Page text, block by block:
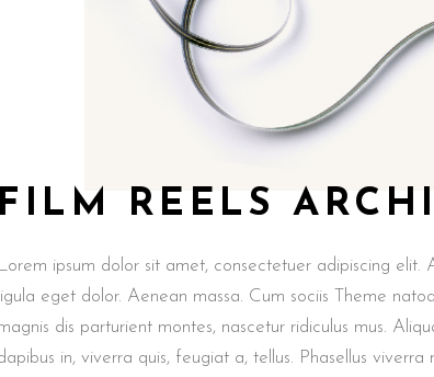
REELS
ipsum dolor sit amet, consectetuer adipiscing elit.
eget dolor. Aenean massa. Cum sociis Theme
dis parturient montes, nascetur ridiculus mus.
in, viverra quis, feugiat a, tellus. Phasellus viverra